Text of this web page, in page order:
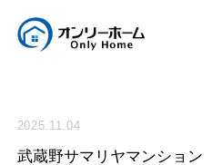
2025.11.04
武蔵野サマリヤマンション